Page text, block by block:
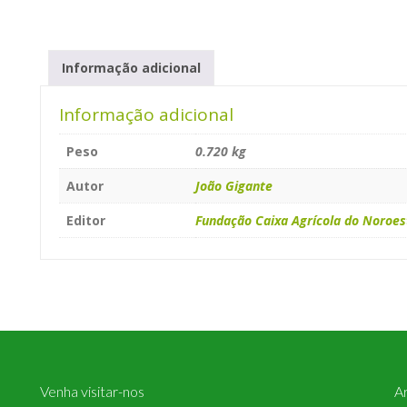
Informação adicional
Informação adicional
Peso
0.720 kg
Autor
João Gigante
Editor
Fundação Caixa Agrícola do
Venha visitar-nos